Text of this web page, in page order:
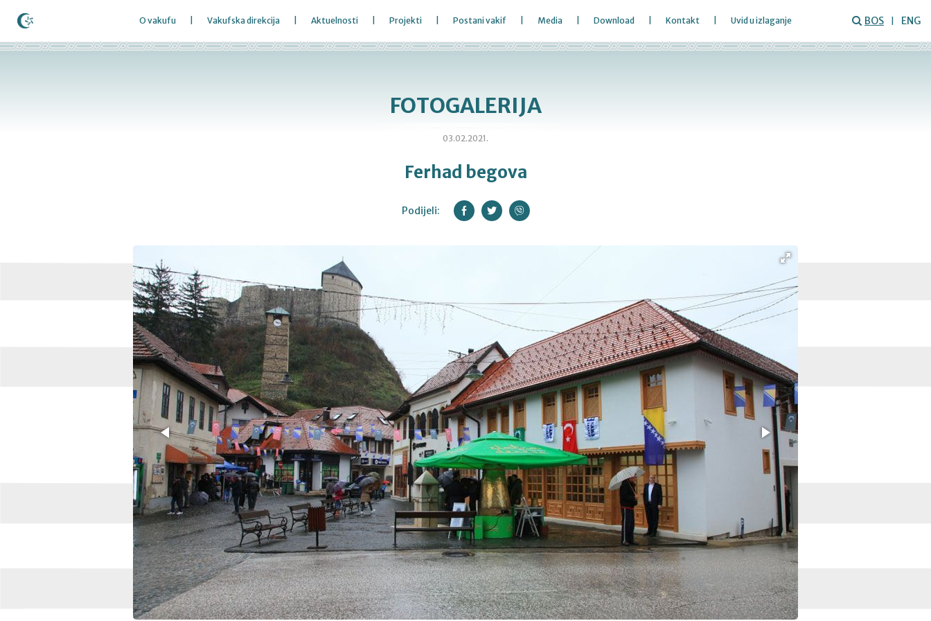
O vakufu Vakufska direkcija Aktuelnosti Projekti Postani vakif Media Download Kontakt Uvid u izlaganje BOS ENG
FOTOGALERIJA
03.02.2021.
Ferhad begova
Podijeli: